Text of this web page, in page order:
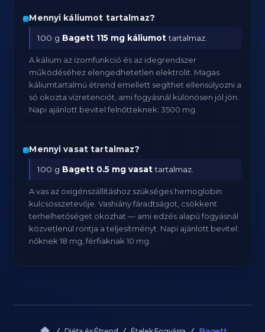
Mennyi káliumot tartalmaz?
100 g Bagett 115 mg káliumottartalmaz.
A kálium az izomfunkció és az idegrendszer
működéséhez elengedhetetlen elektrolit. Magas
káliumtartalmú étrend emellett segíthet ellensúlyozni a
só okozta vízretenciót, ami fogyásnál különösen jól jön.
Napi ajánlott bevitel felnőtteknek: 3500 mg.
Mennyi vasat tartalmaz?
100 g Bagett 0.5 mg vasattartalmaz.
A vas az oxigénszállításhoz szükséges hemoglobin
kulcsösszetevője. Vashiány fáradtságot, csökkent
terhelhetőséget okozhat — ami edzés alapú fogyásnál
közvetlenül rontja a teljesítményt. Napi ajánlott bevitel:
nőknek 18 mg, férfiaknak 10 mg.